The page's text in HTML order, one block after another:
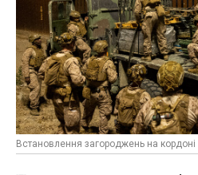
Встановлення загороджень на